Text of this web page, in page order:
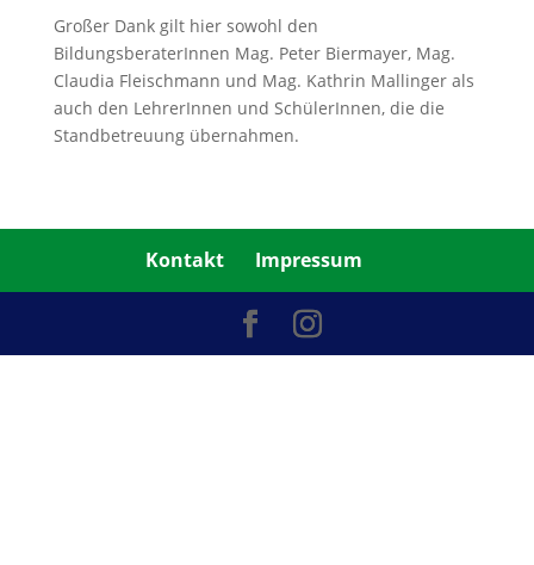
Großer Dank gilt hier sowohl den
BildungsberaterInnen Mag. Peter Biermayer, Mag.
Claudia Fleischmann und Mag. Kathrin Mallinger als
auch den LehrerInnen und SchülerInnen, die die
Standbetreuung übernahmen.
Kontakt Impressum